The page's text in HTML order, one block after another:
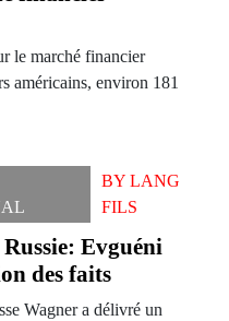
le marché financier
américains, environ 181
BY LANG
FILS
Evguéni
des faits
Wagner a délivré un